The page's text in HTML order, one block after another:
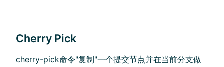
Cherry Pick
cherry-pick命令"复制"一个提交节点并在当前分支做